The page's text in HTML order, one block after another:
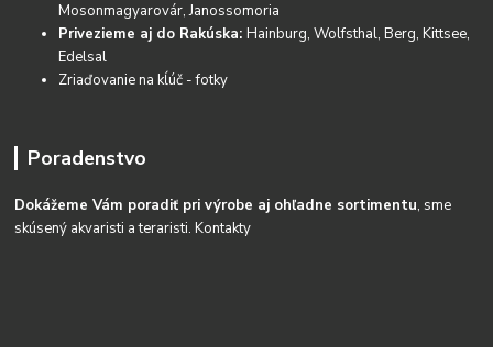
Mosonmagyarovár, Janossomoria
Privezieme aj do Rakúska:Hainburg, Wolfsthal, Berg, Kittsee,
Edelsal
Zriaďovanie na kĺúč - fotky
Poradenstvo
Dokážeme Vám poradiť pri výrobe aj ohľadne sortimentu, sme
skúsený akvaristi a teraristi.Kontakty